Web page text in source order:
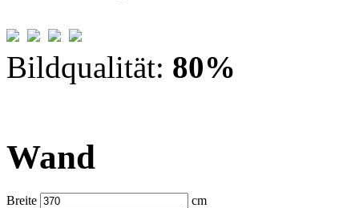
Bildqualität: 80%
Wand
Breite
cm